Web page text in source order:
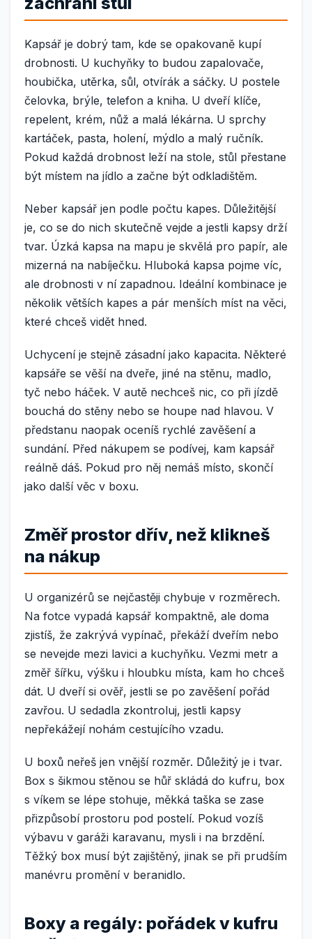
Kapsář je dobrý tam, kde se opakovaně kupí
drobnosti. U kuchyňky to budou zapalovače,
houbička, utěrka, sůl, otvírák a sáčky. U postele
čelovka, brýle, telefon a kniha. U dveří klíče,
repelent, krém, nůž a malá lékárna. U sprchy
kartáček, pasta, holení, mýdlo a malý ručník.
Pokud každá drobnost leží na stole, stůl přestane
být místem na jídlo a začne být odkladištěm.
Neber kapsář jen podle počtu kapes. Důležitější
je, co se do nich skutečně vejde a jestli kapsy drží
tvar. Úzká kapsa na mapu je skvělá pro papír, ale
mizerná na nabíječku. Hluboká kapsa pojme víc,
ale drobnosti v ní zapadnou. Ideální kombinace je
několik větších kapes a pár menších míst na věci,
které chceš vidět hned.
Uchycení je stejně zásadní jako kapacita. Některé
kapsáře se věší na dveře, jiné na stěnu, madlo,
tyč nebo háček. V autě nechceš nic, co při jízdě
bouchá do stěny nebo se houpe nad hlavou. V
předstanu naopak oceníš rychlé zavěšení a
sundání. Před nákupem se podívej, kam kapsář
reálně dáš. Pokud pro něj nemáš místo, skončí
jako další věc v boxu.
Změř prostor dřív, než klikneš
na nákup
U organizérů se nejčastěji chybuje v rozměrech.
Na fotce vypadá kapsář kompaktně, ale doma
zjistíš, že zakrývá vypínač, překáží dveřím nebo
se nevejde mezi lavici a kuchyňku. Vezmi metr a
změř šířku, výšku i hloubku místa, kam ho chceš
dát. U dveří si ověř, jestli se po zavěšení pořád
zavřou. U sedadla zkontroluj, jestli kapsy
nepřekážejí nohám cestujícího vzadu.
U boxů neřeš jen vnější rozměr. Důležitý je i tvar.
Box s šikmou stěnou se hůř skládá do kufru, box
s víkem se lépe stohuje, měkká taška se zase
přizpůsobí prostoru pod postelí. Pokud vozíš
výbavu v garáži karavanu, mysli i na brzdění.
Těžký box musí být zajištěný, jinak se při prudším
manévru promění v beranidlo.
Boxy a regály: pořádek v kufru